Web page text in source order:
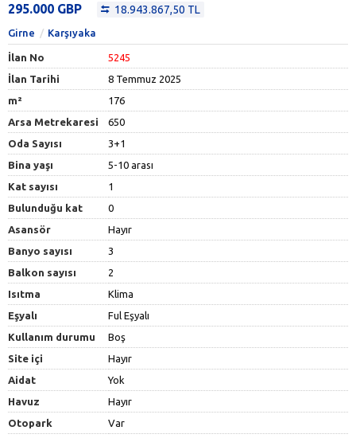
295.000 GBP 18.943.867,50 TL
Girne Karşıyaka
İlan No
5245
İlan Tarihi
8 Temmuz 2025
m²
176
Arsa Metrekaresi
650
Oda Sayısı
3+1
Bina yaşı
5-10 arası
Kat sayısı
1
Bulunduğu kat
0
Asansör
Hayır
Banyo sayısı
3
Balkon sayısı
2
Isıtma
Klima
Eşyalı
Ful Eşyalı
Kullanım durumu
Boş
Site içi
Hayır
Aidat
Yok
Havuz
Hayır
Otopark
Var